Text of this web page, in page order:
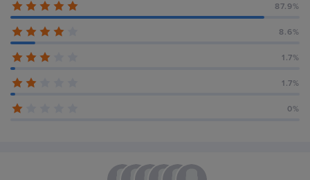
87.9%
8.6%
1.7%
1.7%
0%